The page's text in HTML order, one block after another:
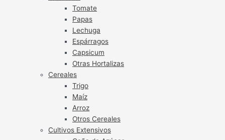
Tomate
Papas
Lechuga
Espárragos
Capsicum
Otras Hortalizas
Cereales
Trigo
Maíz
Arroz
Otros Cereales
Cultivos Extensivos